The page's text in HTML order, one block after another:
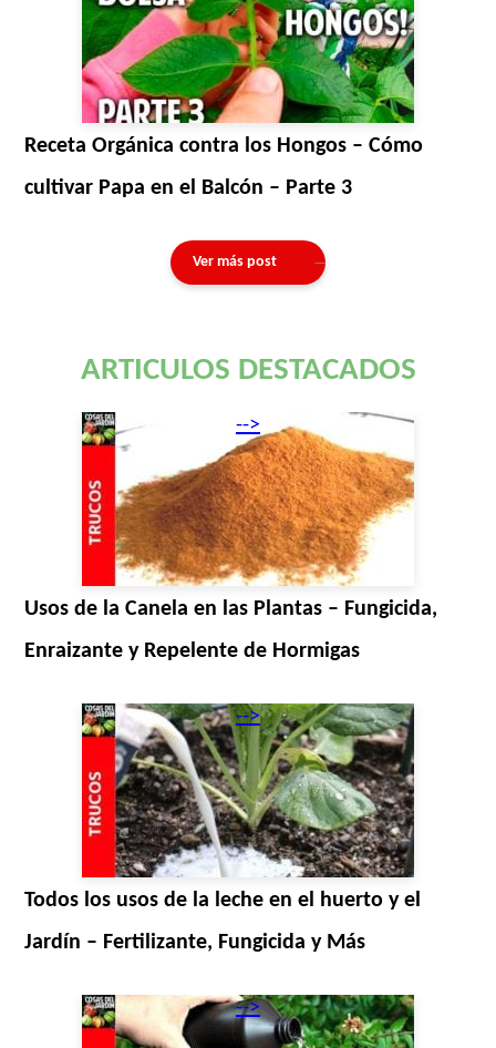
Receta Orgánica contra los Hongos – Cómo
cultivar Papa en el Balcón – Parte 3
Ver más post
ARTICULOS DESTACADOS
-->
Usos de la Canela en las Plantas – Fungicida,
Enraizante y Repelente de Hormigas
-->
Todos los usos de la leche en el huerto y el
Jardín – Fertilizante, Fungicida y Más
-->